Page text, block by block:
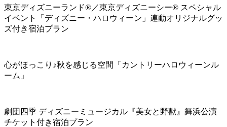
東京ディズニーランド®／東京ディズニーシー® スペシャル
イベント「ディズニー・ハロウィーン」連動オリジナルグッ
ズ付き宿泊プラン
心がほっこり♪秋を感じる空間「カントリーハロウィーンル
ーム」
劇団四季 ディズニーミュージカル『美女と野獣』舞浜公演
チケット付き宿泊プラン